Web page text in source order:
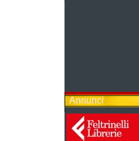
Annunci